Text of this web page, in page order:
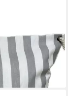
grau/weiß,